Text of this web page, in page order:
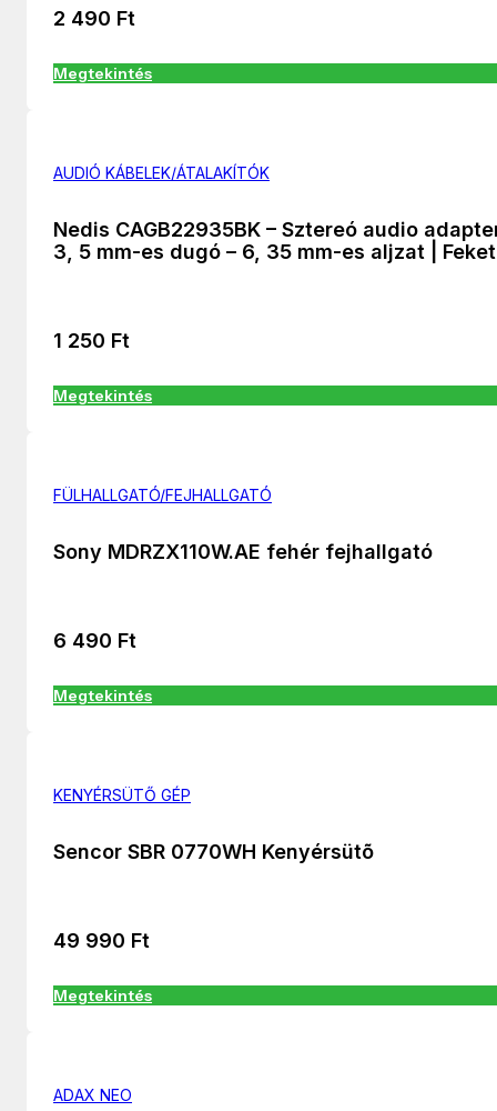
2 490 Ft
Megtekintés
AUDIÓ KÁBELEK/ÁTALAKÍTÓK
Nedis CAGB22935BK – Sztereó audio
3, 5 mm-es dugó – 6, 35 mm-es aljzat |
1 250 Ft
Megtekintés
FÜLHALLGATÓ/FEJHALLGATÓ
Sony MDRZX110W.AE fehér fejhallgató
6 490 Ft
Megtekintés
KENYÉRSÜTŐ GÉP
Sencor SBR 0770WH Kenyérsütõ
49 990 Ft
Megtekintés
ADAX NEO